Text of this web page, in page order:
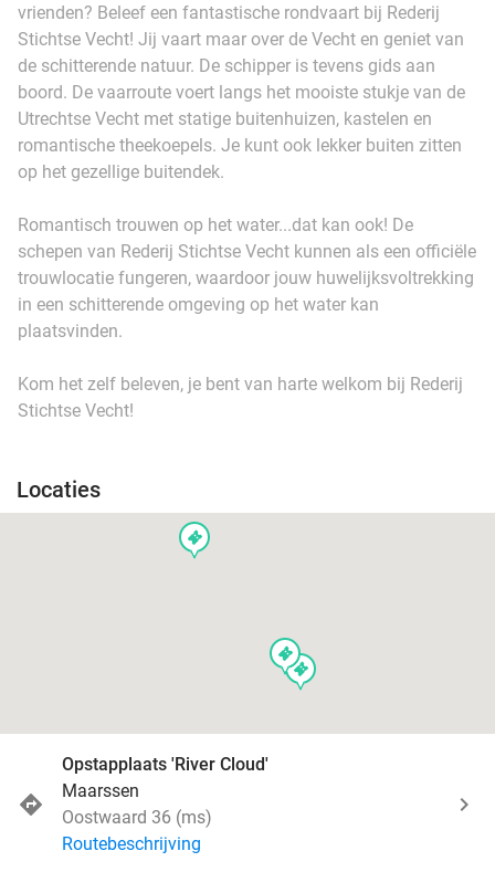
vrienden? Beleef een fantastische rondvaart bij Rederij
Stichtse Vecht! Jij vaart maar over de Vecht en geniet van
de schitterende natuur. De schipper is tevens gids aan
boord. De vaarroute voert langs het mooiste stukje van de
Utrechtse Vecht met statige buitenhuizen, kastelen en
romantische theekoepels. Je kunt ook lekker buiten zitten
op het gezellige buitendek.
Romantisch trouwen op het water...dat kan ook! De
schepen van Rederij Stichtse Vecht kunnen als een officiële
trouwlocatie fungeren, waardoor jouw huwelijksvoltrekking
in een schitterende omgeving op het water kan
plaatsvinden.
Kom het zelf beleven, je bent van harte welkom bij Rederij
Stichtse Vecht!
Locaties
events
events
events
Opstapplaats 'River Cloud'
Maarssen
Oostwaard 36 (ms)
Routebeschrijving